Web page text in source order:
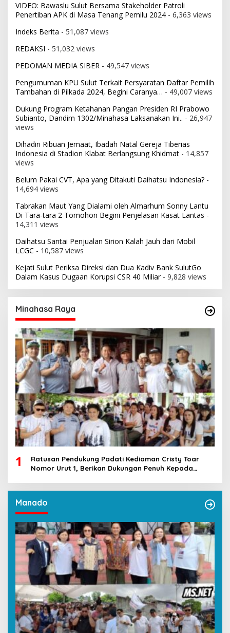
VIDEO: Bawaslu Sulut Bersama Stakeholder Patroli
Penertiban APK di Masa Tenang Pemilu 2024 - 6,363 views
Indeks Berita - 51,087 views
REDAKSI - 51,032 views
PEDOMAN MEDIA SIBER - 49,547 views
Pengumuman KPU Sulut Terkait Persyaratan Daftar Pemilih
Tambahan di Pilkada 2024, Begini Caranya… - 49,007 views
Dukung Program Ketahanan Pangan Presiden RI Prabowo
Subianto, Dandim 1302/Minahasa Laksanakan Ini.. - 26,947
views
Dihadiri Ribuan Jemaat, Ibadah Natal Gereja Tiberias
Indonesia di Stadion Klabat Berlangsung Khidmat - 14,857
views
Belum Pakai CVT, Apa yang Ditakuti Daihatsu Indonesia? -
14,694 views
Tabrakan Maut Yang Dialami oleh Almarhum Sonny Lantu
Di Tara-tara 2 Tomohon Begini Penjelasan Kasat Lantas -
14,311 views
Daihatsu Santai Penjualan Sirion Kalah Jauh dari Mobil
LCGC - 10,587 views
Kejati Sulut Periksa Direksi dan Dua Kadiv Bank SulutGo
Dalam Kasus Dugaan Korupsi CSR 40 Miliar- 9,828 views
Minahasa Raya
1
Ratusan Pendukung Padati Kediaman Cristy Toar
Nomor Urut 1, Berikan Dukungan Penuh Kepada
Manado